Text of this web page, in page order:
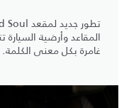
المقاعد وأرضية
غامرة بكل معنى